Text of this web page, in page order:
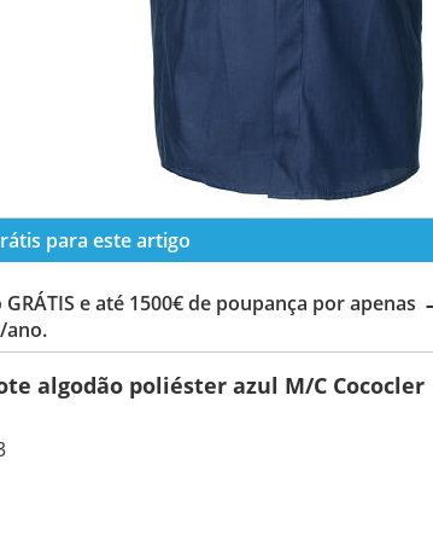
para este artigo
GRÁTIS e até 1500€ de poupança por apenas
ano.
algodão poliéster azul M/C Cococler